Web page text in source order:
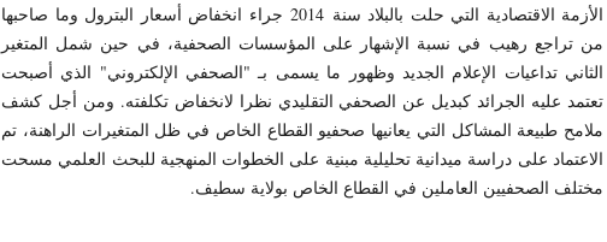
الأزمة الاقتصادية التي حلت بالبلاد سنة 2014 جراء انخفاض أسعار البترول وما صاحبها
من تراجع رهيب في نسبة الإشهار على المؤسسات الصحفية، في حين شمل المتغير
الثاني تداعيات الإعلام الجديد وظهور ما يسمى بـ "الصحفي الإلكتروني" الذي أصبحت
تعتمد عليه الجرائد كبديل عن الصحفي التقليدي نظرا لانخفاض تكلفته. ومن أجل كشف
ملامح طبيعة المشاكل التي يعانيها صحفيو القطاع الخاص في ظل المتغيرات الراهنة، تم
الاعتماد على دراسة ميدانية تحليلية مبنية على الخطوات المنهجية للبحث العلمي مسحت
مختلف الصحفيين العاملين في القطاع الخاص بولاية سطيف.